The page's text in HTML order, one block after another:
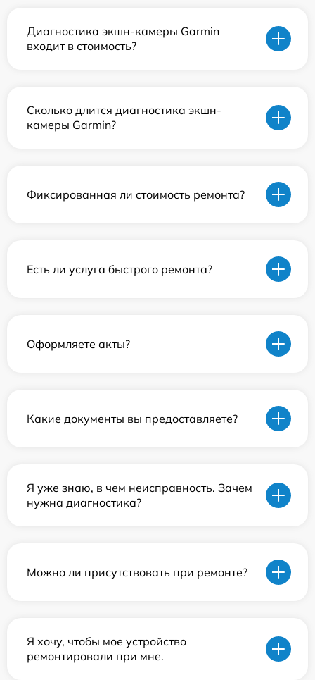
Диагностика экшн-камеры Garmin
входит в стоимость?
Сколько длится диагностика экшн-
камеры Garmin?
Фиксированная ли стоимость ремонта?
Есть ли услуга быстрого ремонта?
Оформляете акты?
Какие документы вы предоставляете?
Я уже знаю, в чем неисправность. Зачем
нужна диагностика?
Можно ли присутствовать при ремонте?
Я хочу, чтобы мое устройство
ремонтировали при мне.